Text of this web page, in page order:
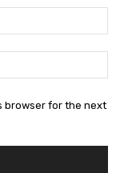
browser for the next